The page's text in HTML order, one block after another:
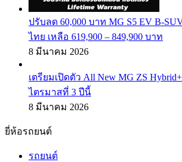
ปรับลด 60,000 บาท MG S5 EV B-
ไทย เหลือ 619,900 – 849,900 บาท
8 มีนาคม 2026
เตรียมเปิดตัว All New MG ZS
ไตรมาสที่ 3 ปีนี้
8 มีนาคม 2026
ยี่ห้อรถยนต์
รถยนต์